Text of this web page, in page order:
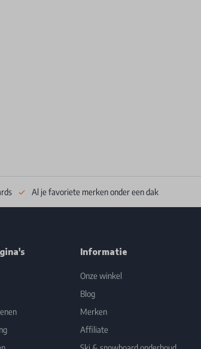
Al je favoriete merken onder een dak
Informatie
Onze winkel
Blog
Merken
Affiliate